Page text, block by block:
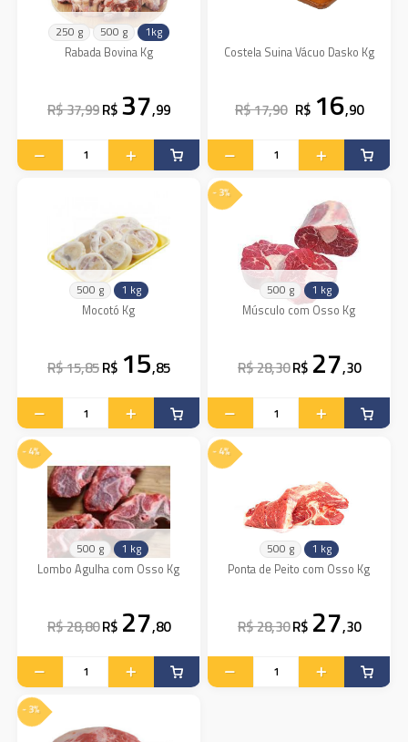
250 g 500 g 1kg
Rabada Bovina Kg
R$ 37,99R$ 37,99
Costela Suina Vácuo Dasko Kg
R$ 17,90 R$ 16,90
500 g 1 kg
Mocotó Kg
R$ 15,85R$ 15,85
- 3%
500 g 1 kg
Músculo com Osso Kg
R$ 28,30R$ 27,30
- 4%
500 g 1 kg
Lombo Agulha com Osso Kg
R$ 28,80R$ 27,80
- 4%
500 g 1 kg
Ponta de Peito com Osso Kg
R$ 28,30R$ 27,30
- 3%